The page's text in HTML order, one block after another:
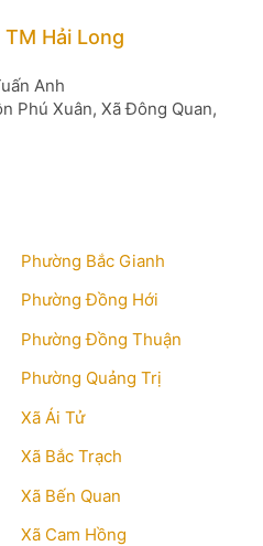
Hải Long
Anh
Phú Xuân, Xã Đông Quan,
Phường Bắc Gianh
Phường Đồng Hới
Phường Đồng Thuận
Phường Quảng Trị
Xã Ái Tử
Xã Bắc Trạch
Xã Bến Quan
Xã Cam Hồng